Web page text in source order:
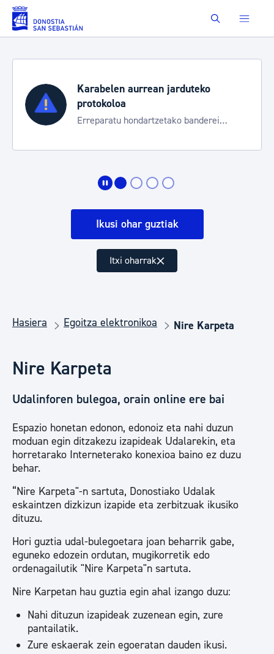
Eduki nagusira joan Buscar
Karabelen aurrean jarduteko
protokoloa
Erreparatu hondartzetako banderei
Ikusi ohar guztiak
Itxi oharrak
Hasiera Egoitza elektronikoa Nire Karpeta
Nire Karpeta
Udalinforen bulegoa, orain online ere bai
Espazio honetan edonon, edonoiz eta nahi duzun
moduan egin ditzakezu izapideak Udalarekin, eta
horretarako Interneterako konexioa baino ez duzu
behar.
“Nire Karpeta"-n sartuta, Donostiako Udalak
eskaintzen dizkizun izapide eta zerbitzuak ikusiko
dituzu.
Hori guztia udal-bulegoetara joan beharrik gabe,
eguneko edozein ordutan, mugikorretik edo
ordenagailutik "Nire Karpeta"n sartuta.
Nire Karpetan hau guztia egin ahal izango duzu:
Nahi dituzun izapideak zuzenean egin, zure
pantailatik.
Zure eskaerak zein egoeratan dauden ikusi.